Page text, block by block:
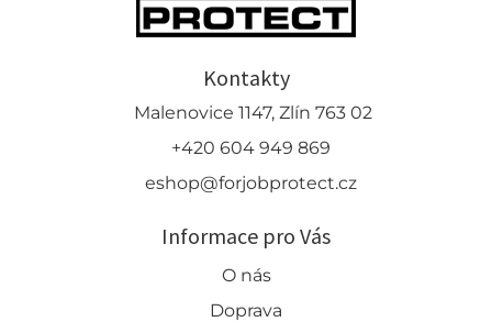
Kontakty
Malenovice 1147, Zlín 763 02
+420 604 949 869
eshop@forjobprotect.cz
Informace pro Vás
O nás
Doprava